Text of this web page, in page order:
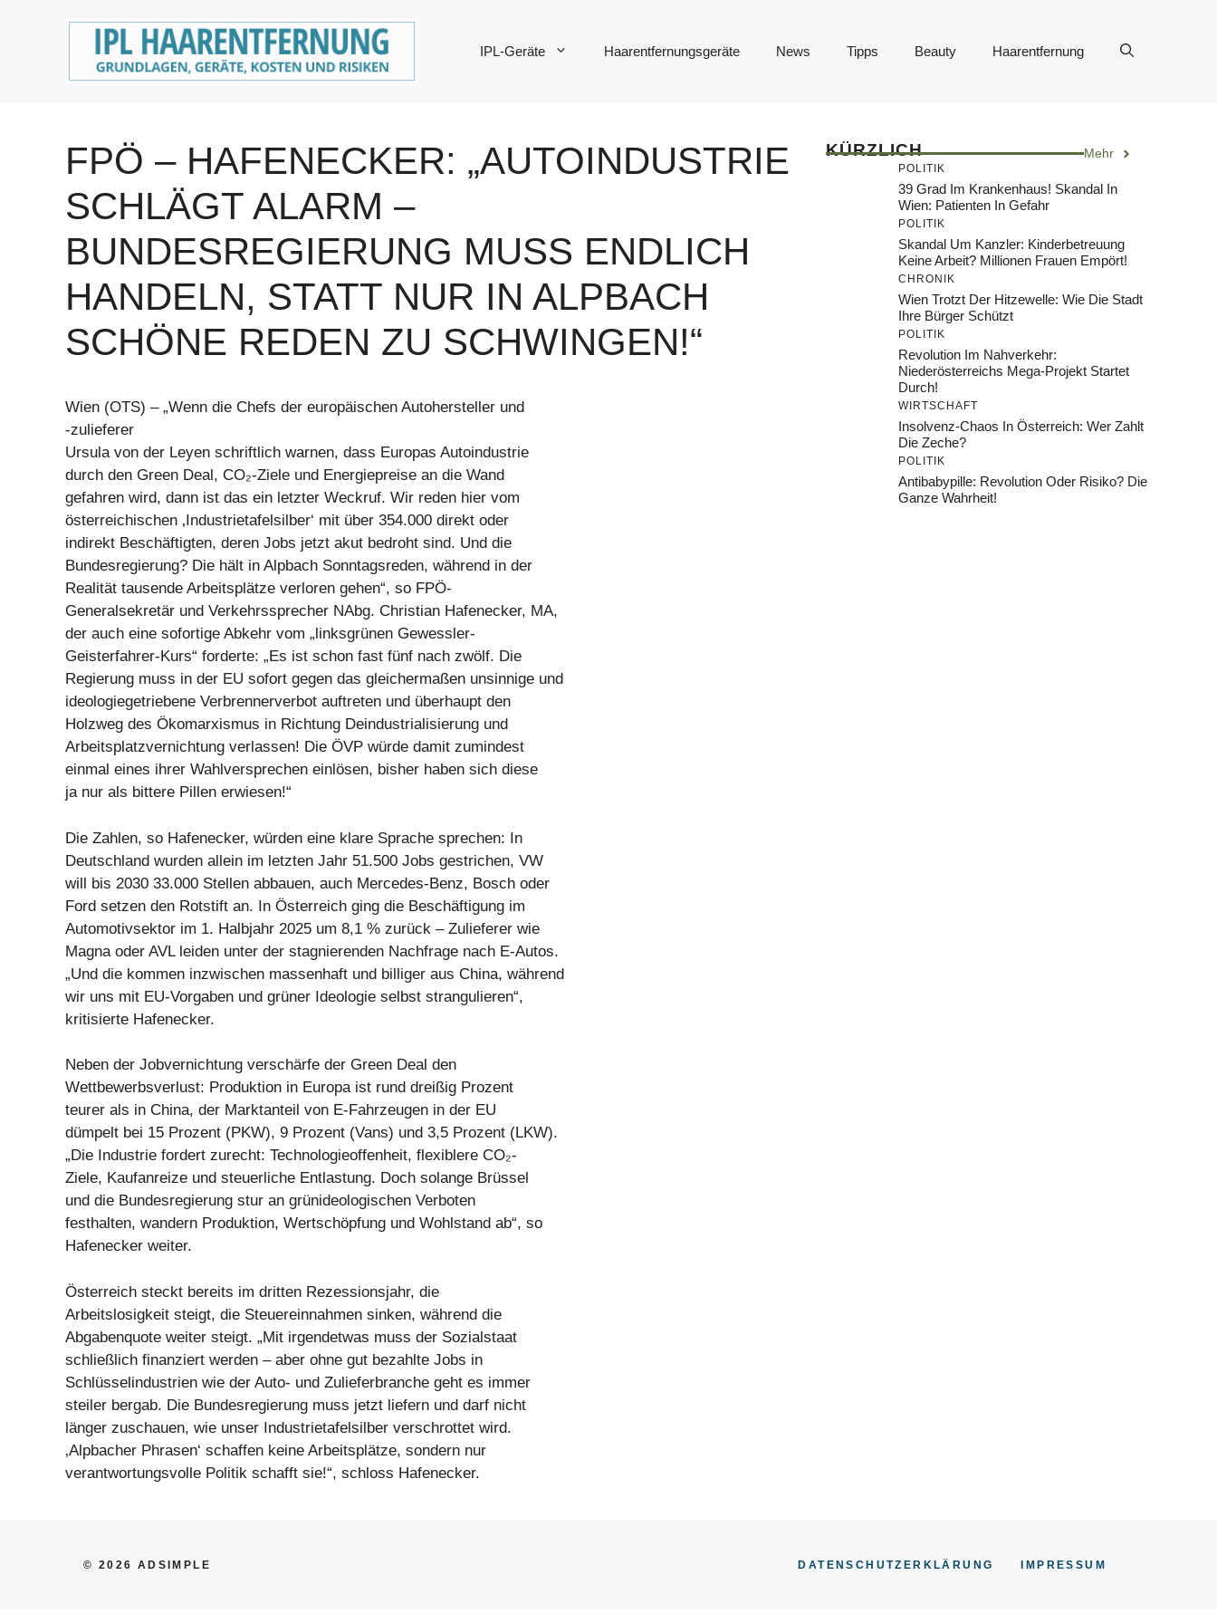
IPL-Geräte Haarentfernungsgeräte News Tipps Beauty Haarentfernung
FPÖ – HAFENECKER: „AUTOINDUSTRIE
SCHLÄGT ALARM –
BUNDESREGIERUNG MUSS ENDLICH
HANDELN, STATT NUR IN ALPBACH
SCHÖNE REDEN ZU SCHWINGEN!“
Wien (OTS) – „Wenn die Chefs der europäischen Autohersteller und
-zulieferer
Ursula von der Leyen schriftlich warnen, dass Europas Autoindustrie
durch den Green Deal, CO₂-Ziele und Energiepreise an die Wand
gefahren wird, dann ist das ein letzter Weckruf. Wir reden hier vom
österreichischen ‚Industrietafelsilber‘ mit über 354.000 direkt oder
indirekt Beschäftigten, deren Jobs jetzt akut bedroht sind. Und die
Bundesregierung? Die hält in Alpbach Sonntagsreden, während in der
Realität tausende Arbeitsplätze verloren gehen“, so FPÖ-
Generalsekretär und Verkehrssprecher NAbg. Christian Hafenecker, MA,
der auch eine sofortige Abkehr vom „linksgrünen Gewessler-
Geisterfahrer-Kurs“ forderte: „Es ist schon fast fünf nach zwölf. Die
Regierung muss in der EU sofort gegen das gleichermaßen unsinnige und
ideologiegetriebene Verbrennerverbot auftreten und überhaupt den
Holzweg des Ökomarxismus in Richtung Deindustrialisierung und
Arbeitsplatzvernichtung verlassen! Die ÖVP würde damit zumindest
einmal eines ihrer Wahlversprechen einlösen, bisher haben sich diese
ja nur als bittere Pillen erwiesen!“
Die Zahlen, so Hafenecker, würden eine klare Sprache sprechen: In
Deutschland wurden allein im letzten Jahr 51.500 Jobs gestrichen, VW
will bis 2030 33.000 Stellen abbauen, auch Mercedes-Benz, Bosch oder
Ford setzen den Rotstift an. In Österreich ging die Beschäftigung im
Automotivsektor im 1. Halbjahr 2025 um 8,1 % zurück – Zulieferer wie
Magna oder AVL leiden unter der stagnierenden Nachfrage nach E-Autos.
„Und die kommen inzwischen massenhaft und billiger aus China, während
wir uns mit EU-Vorgaben und grüner Ideologie selbst strangulieren“,
kritisierte Hafenecker.
Neben der Jobvernichtung verschärfe der Green Deal den
Wettbewerbsverlust: Produktion in Europa ist rund dreißig Prozent
teurer als in China, der Marktanteil von E-Fahrzeugen in der EU
dümpelt bei 15 Prozent (PKW), 9 Prozent (Vans) und 3,5 Prozent (LKW).
„Die Industrie fordert zurecht: Technologieoffenheit, flexiblere CO₂-
Ziele, Kaufanreize und steuerliche Entlastung. Doch solange Brüssel
und die Bundesregierung stur an grünideologischen Verboten
festhalten, wandern Produktion, Wertschöpfung und Wohlstand ab“, so
Hafenecker weiter.
Österreich steckt bereits im dritten Rezessionsjahr, die
Arbeitslosigkeit steigt, die Steuereinnahmen sinken, während die
Abgabenquote weiter steigt. „Mit irgendetwas muss der Sozialstaat
schließlich finanziert werden – aber ohne gut bezahlte Jobs in
Schlüsselindustrien wie der Auto- und Zulieferbranche geht es immer
steiler bergab. Die Bundesregierung muss jetzt liefern und darf nicht
länger zuschauen, wie unser Industrietafelsilber verschrottet wird.
‚Alpbacher Phrasen‘ schaffen keine Arbeitsplätze, sondern nur
verantwortungsvolle Politik schafft sie!“, schloss Hafenecker.
KÜRZLICH Mehr
POLITIK
39 Grad Im Krankenhaus! Skandal In
Wien: Patienten In Gefahr
POLITIK
Skandal Um Kanzler: Kinderbetreuung
Keine Arbeit? Millionen Frauen Empört!
CHRONIK
Wien Trotzt Der Hitzewelle: Wie Die Stadt
Ihre Bürger Schützt
POLITIK
Revolution Im Nahverkehr:
Niederösterreichs Mega-Projekt Startet
Durch!
WIRTSCHAFT
Insolvenz-Chaos In Österreich: Wer Zahlt
Die Zeche?
POLITIK
Antibabypille: Revolution Oder Risiko? Die
Ganze Wahrheit!
© 2026 ADSIMPLE DATENSCHUTZERKLÄRUNG IMPRESSU M